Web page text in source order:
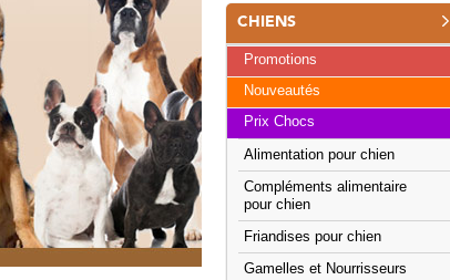
CHIENS
Promotions
Nouveautés
Prix Chocs
Alimentation pour chien
Compléments alimentaire
pour chien
Friandises pour chien
Gamelles et Nourrisseurs